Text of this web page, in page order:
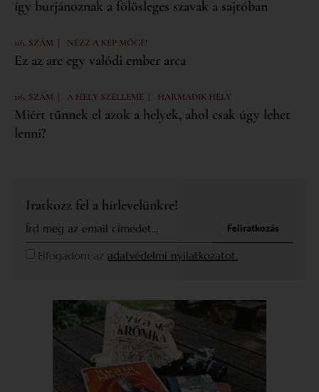
így burjánoznak a fölösleges szavak a sajtóban
116. SZÁM | NÉZZ A KÉP MÖGÉ!
Ez az arc egy valódi ember arca
116. SZÁM | A HELY SZELLEME | HARMADIK HELY
Miért tűnnek el azok a helyek, ahol csak úgy lehet
lenni?
Iratkozz fel a hírlevelünkre!
Elfogadom az adatvédelmi nyilatkozatot.
Feliratkozás